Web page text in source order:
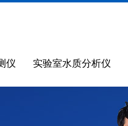
仪 实验室水质分析仪